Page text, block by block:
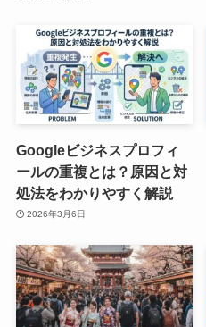
Googleビジネスプロフィ
ールの重複とは？原因と対
処法をわかりやすく解説
2026年3月6日